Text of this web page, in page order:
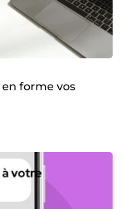
forme vos